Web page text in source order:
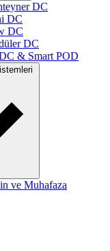
DC
DC
DC
DC
& Smart POD
ve Muhafaza